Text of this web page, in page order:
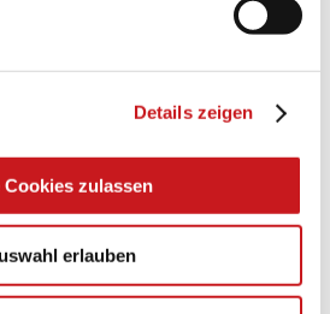
Details zeigen
Cookies zulassen
erlauben
folding, … and many more uses.
les conseils